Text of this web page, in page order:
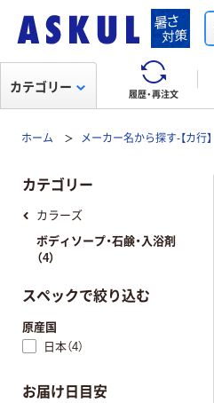
履歴・再注文
カテゴリー
ホーム メーカー名から探す-【カ行】
カテゴリー
カラーズ
ボディソープ・石鹸・入浴剤
（4）
スペックで絞り込む
原産国
日本（4）
お届け日目安